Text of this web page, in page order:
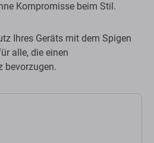
Kompromisse beim Stil.
Ihres Geräts mit dem Spigen
alle, die einen
bevorzugen.